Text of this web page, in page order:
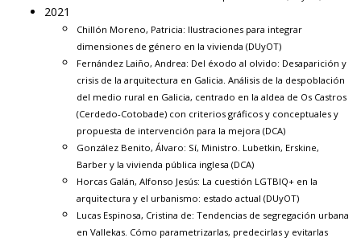
2021
Chillón Moreno, Patricia: Ilustraciones para integrar
dimensiones de género en la vivienda (DUyOT)
Fernández Laiño, Andrea: Del éxodo al olvido: Desaparición y
crisis de la arquitectura en Galicia. Análisis de la despoblación
del medio rural en Galicia, centrado en la aldea de Os Castros
(Cerdedo-Cotobade) con criterios gráficos y conceptuales y
propuesta de intervención para la mejora (DCA)
González Benito, Álvaro: Sí, Ministro. Lubetkin, Erskine,
Barber y la vivienda pública inglesa (DCA)
Horcas Galán, Alfonso Jesús: La cuestión LGTBIQ+ en la
arquitectura y el urbanismo: estado actual (DUyOT)
Lucas Espinosa, Cristina de: Tendencias de segregación urbana
en Vallekas. Cómo parametrizarlas, predecirlas y evitarlas